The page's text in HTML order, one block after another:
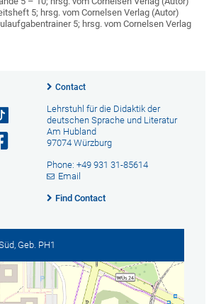
5; hrsg. vom Cornelsen Verlag (Autor)
5; hrsg. vom Cornelsen Verlag
Contact
Lehrstuhl für die Didaktik der
deutschen Sprache und Literatur
Am Hubland
97074 Würzburg
Phone: +49 931 31-85614
Email
Find Contact
Geb. PH1